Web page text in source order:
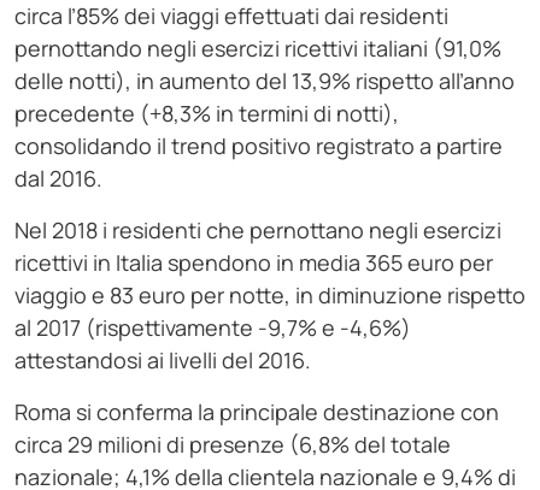
circa l’85% dei viaggi effettuati dai residenti
pernottando negli esercizi ricettivi italiani (91,0%
delle notti), in aumento del 13,9% rispetto all’anno
precedente (+8,3% in termini di notti),
consolidando il trend positivo registrato a partire
dal 2016.
Nel 2018 i residenti che pernottano negli esercizi
ricettivi in Italia spendono in media 365 euro per
viaggio e 83 euro per notte, in diminuzione rispetto
al 2017 (rispettivamente -9,7% e -4,6%)
attestandosi ai livelli del 2016.
Roma si conferma la principale destinazione con
circa 29 milioni di presenze (6,8% del totale
nazionale; 4,1% della clientela nazionale e 9,4% di